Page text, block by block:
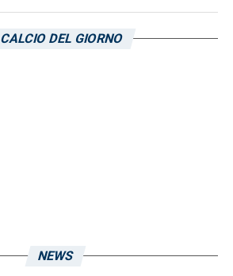
. Dopo l’attivazione, Insigne
impegnati in
DEL GIORNO
NEWS